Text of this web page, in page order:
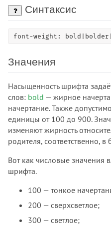
Синтаксис
font-weight:
Значения
Насыщенность шрифта
слов: bold — жирное
начертание. Также
единицы от 100 до 900.
изменяют жирность
родителя, соответственно,
Вот как числовые значения
шрифта.
100 — тонкое
200 — сверхсветлое;
300 — светлое;
:left
:link
:local-link
:nth-child()
:nth-last-child()
:nth-last-of-type()
:nth-of-type()
:only-child
:only-of-type
:out-of-range
:paused
:picture-in-picture
:placeholder-shown